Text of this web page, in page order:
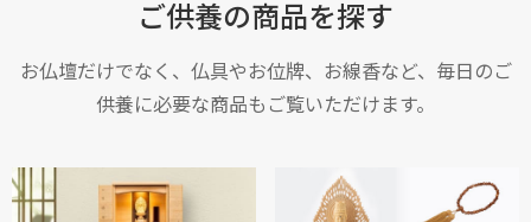
ご供養の商品を探す
お仏壇だけでなく、仏具やお位牌、お線香など、毎日のご
供養に必要な商品もご覧いただけます。